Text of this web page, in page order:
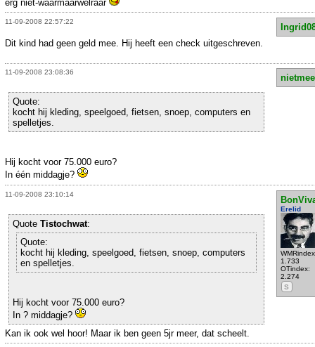
erg niet-waarmaarwelraar
11-09-2008 22:57:22
Dit kind had geen geld mee. Hij heeft een check uitgeschreven.
11-09-2008 23:08:36
Quote:
kocht hij kleding, speelgoed, fietsen, snoep, computers en
spelletjes.
Hij kocht voor 75.000 euro?
In één middagje?
11-09-2008 23:10:14
Erelid
1.733
OTindex:
2.274
S
Quote Tistochwat:
Quote:
kocht hij kleding, speelgoed, fietsen, snoep, computers
en spelletjes.
Hij kocht voor 75.000 euro?
In ? middagje?
Kan ik ook wel hoor! Maar ik ben geen 5jr meer, dat scheelt.